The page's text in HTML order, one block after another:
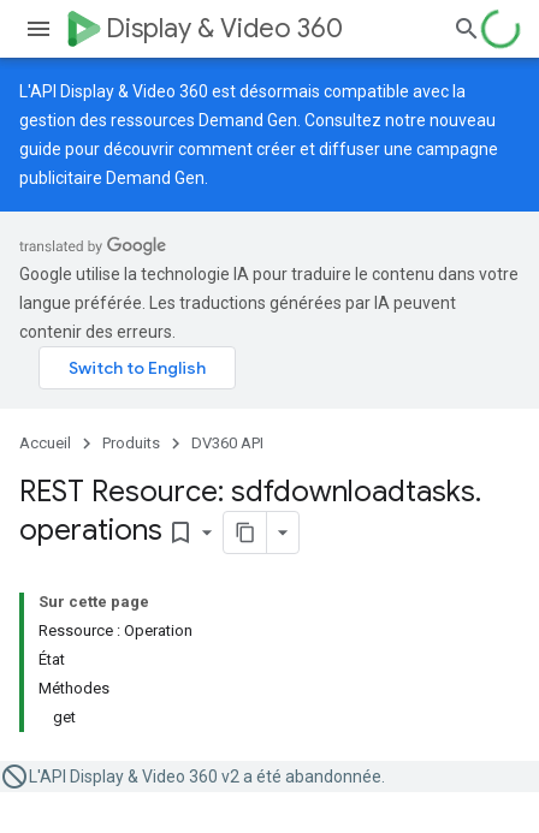
Display & Video 360
L'API Display & Video 360 est désormais compatible avec la
gestion des ressources Demand Gen. Consultez notre nouveau
guide pour découvrir comment créer et diffuser une campagne
publicitaire Demand Gen.
Google utilise la technologie IA pour traduire le contenu dans votre
langue préférée. Les traductions générées par IA peuvent
contenir des erreurs.
Accueil Produits DV360 API
REST Resource: sdfdownloadtasks.
operations bookmark_border
Sur cette page
Ressource : Operation
État
Méthodes
get
L'API Display & Video 360 v2 a été abandonnée.